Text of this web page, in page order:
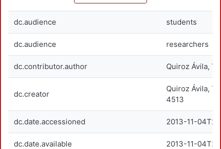
dc.audience students
dc.audience researchers
dc.contributor.author Quiroz Ávila,
dc.creator
Quiroz Ávila,
4513
dc.date.accessioned 2013-11-
dc.date.available 2013-11-